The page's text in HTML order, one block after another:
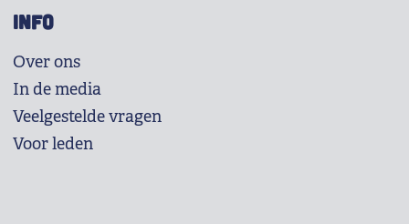
INFO
Over ons
In de media
Veelgestelde vragen
Voor leden